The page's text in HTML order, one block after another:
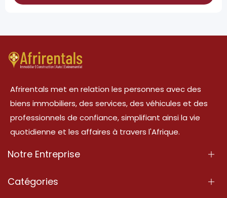
Afrirentals met en relation les personnes avec des
biens immobiliers, des services, des véhicules et des
professionnels de confiance, simplifiant ainsi la vie
quotidienne et les affaires à travers l'Afrique.
Notre Entreprise
À Propos
Catégories